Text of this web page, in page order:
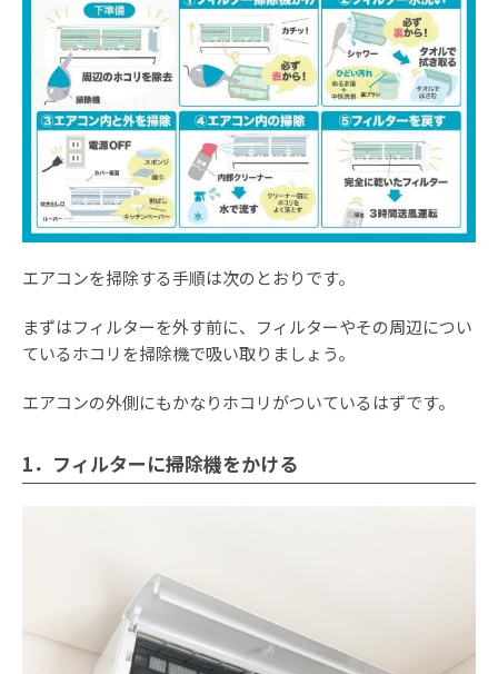
エアコンを掃除する手順は次のとおりです。
まずはフィルターを外す前に、フィルターやその周辺につい
ているホコリを掃除機で吸い取りましょう。
エアコンの外側にもかなりホコリがついているはずです。
1．フィルターに掃除機をかける